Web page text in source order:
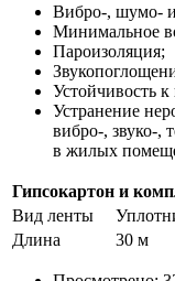
Вибро-, шумо- и
Минимальное
Пароизоляция;
Устойчивость
Устранение
вибро-, звуко-,
в жилых
Гипсокартон и
Вид ленты
Длина
30 м